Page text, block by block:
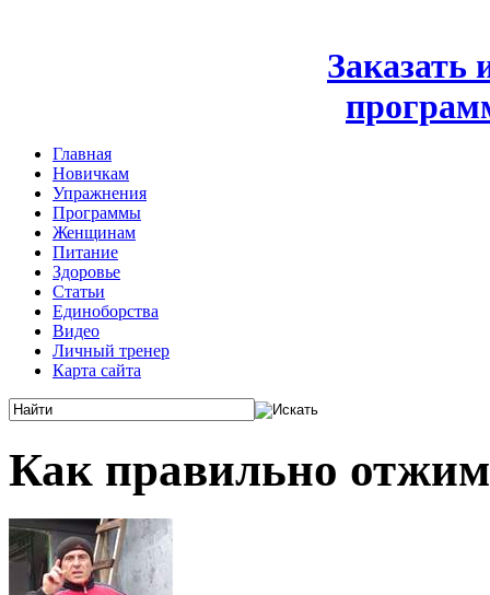
Заказать
Главная
Новичкам
Упражнения
Программы
Женщинам
Питание
Здоровье
Статьи
Единоборства
Видео
Личный тренер
Карта сайта
Как правильно